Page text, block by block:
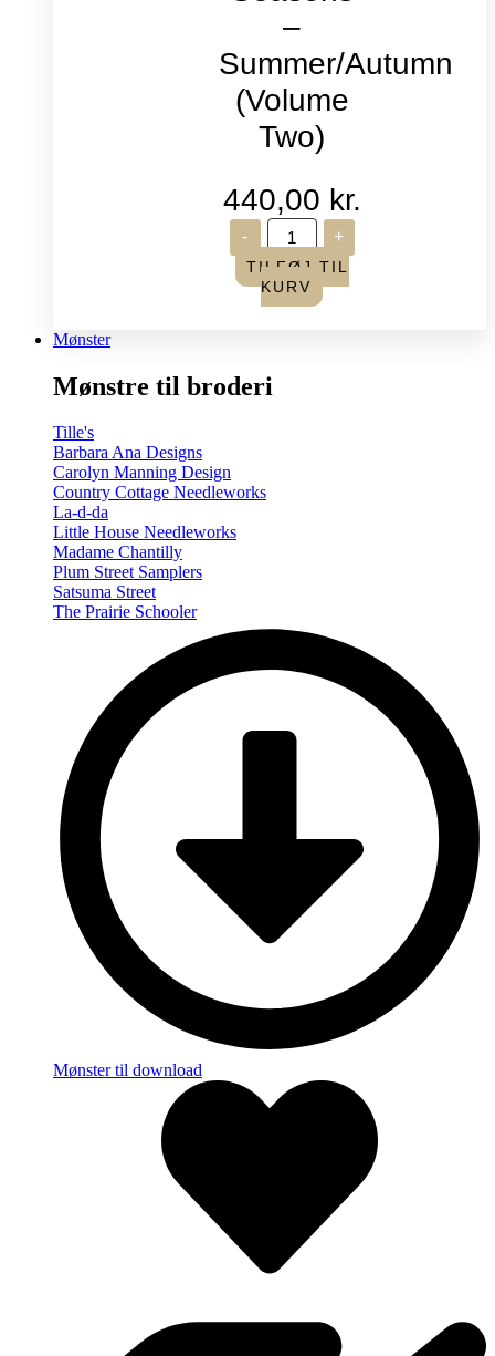
–
Summer/Autumn
(Volume
Two)
440,00 kr.
-
Life
in
Seasons
-
Summer/Autumn
+
TILFØJ TIL
KURV
Mønster
Mønstre til broderi
Tille's
Barbara Ana Designs
Carolyn Manning Design
Country Cottage Needleworks
La-d-da
Little House Needleworks
Madame Chantilly
Plum Street Samplers
Satsuma Street
The Prairie Schooler
Mønster til download